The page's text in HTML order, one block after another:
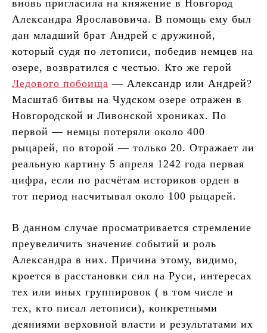
вновь пригласила на княжение в Новгород
Александра Ярославовича. В помощь ему был
дан младший брат Андрей с дружиной,
который судя по летописи, победив немцев на
озере, возвратился с честью. Кто же герой
Ледового побоища — Александр или Андрей?
Масштаб битвы на Чудском озере отражен в
Новгородской и Ливонской хрониках. По
первой — немцы потеряли около 400
рыцарей, по второй — только 20. Отражает ли
реальную картину 5 апреля 1242 года первая
цифра, если по расчётам историков орден в
тот период насчитывал около 100 рыцарей.
В данном случае просматривается стремление
преувеличить значение событий и роль
Александра в них. Причина этому, видимо,
кроется в расстановки сил на Руси, интересах
тех или иных группировок ( в том числе и
тех, кто писал летописи), конкретными
деяниями верховной власти и результатами их